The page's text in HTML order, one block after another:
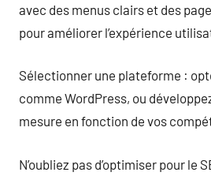
avec des menus clairs et des
pour améliorer l’expérience
Sélectionner une plateforme :
comme WordPress, ou
mesure en fonction de vos
N’oubliez pas d’optimiser pour le